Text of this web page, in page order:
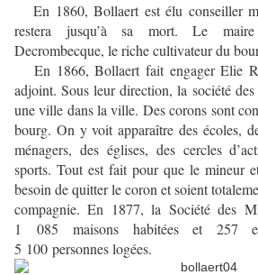
En 1860, Bollaert est élu conseiller
restera jusqu’à sa mort. Le
Decrombecque, le riche cultivateur du
En 1866, Bollaert fait engager Elie
adjoint. Sous leur direction, la société
une ville dans la ville. Des corons sont
bourg. On y voit apparaître des écoles,
ménagers, des églises, des cercles
sports. Tout est fait pour que le mineur
besoin de quitter le coron et soient
compagnie. En 1877, la Société des
1 085 maisons habitées et 257
5 100 personnes logées.